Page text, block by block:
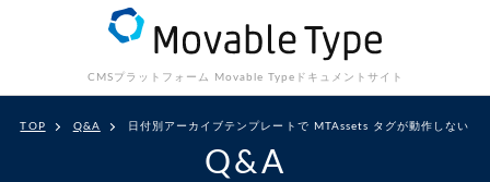
CMSプラットフォーム Movable Type ドキュメントサイト
TOP Q&A 日付別アーカイブテンプレートで MTAssets タグが動作しない
Q&A